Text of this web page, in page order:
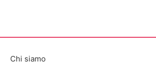
Chi siamo